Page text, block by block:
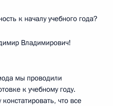
к началу учебного года?
Владимирович!
мы проводили
к учебному году.
что все